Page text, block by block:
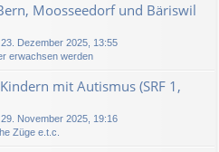
Moosseedorf und Bäriswil
23. Dezember 2025, 13:55
erwachsen werden
mit Autismus (SRF 1,
29. November 2025, 19:16
Züge e.t.c.